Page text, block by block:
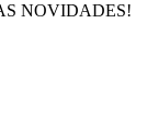
NOVIDADES!